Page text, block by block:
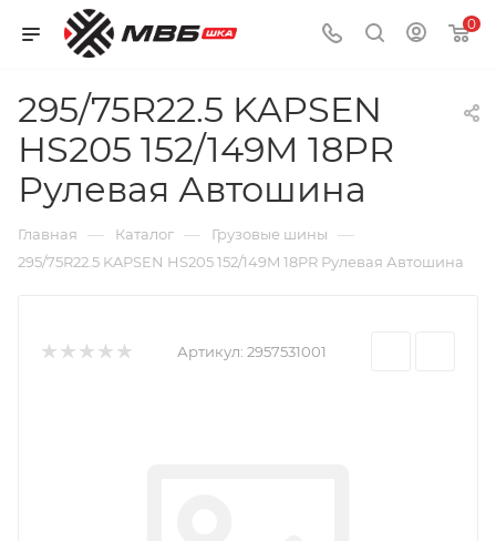
0
295/75R22.5 KAPSEN
HS205 152/149M 18PR
Рулевая Автошина
Главная — Каталог — Грузовые шины —
295/75R22.5 KAPSEN HS205 152/149M 18PR Рулевая Автошина
Артикул: 2957531001